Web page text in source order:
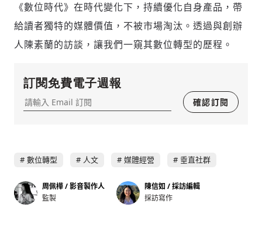
《數位時代》在時代變化下，持續優化自身產品，帶
給讀者獨特的媒體價值，不被市場淘汰。透過與創辦
人陳素蘭的訪談，讓我們一窺其數位轉型的歷程。
訂閱免費電子週報
確認訂閱
數位轉型 人文 媒體經營 垂直社群
周佩樺 / 影音製作人
監製
陳信如 / 採訪編輯
採訪寫作
新增回應
多元領域交流更有脈絡化
觀點，以及言論
避免不理性的用詞：不因個人主觀感受不